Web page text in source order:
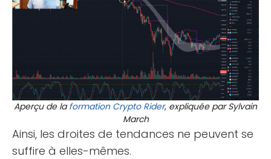
Aperçu de laformation Crypto Rider, expliquée par Sylvain
March
Ainsi, les droites de tendances ne peuvent se
suffire à elles-mêmes.